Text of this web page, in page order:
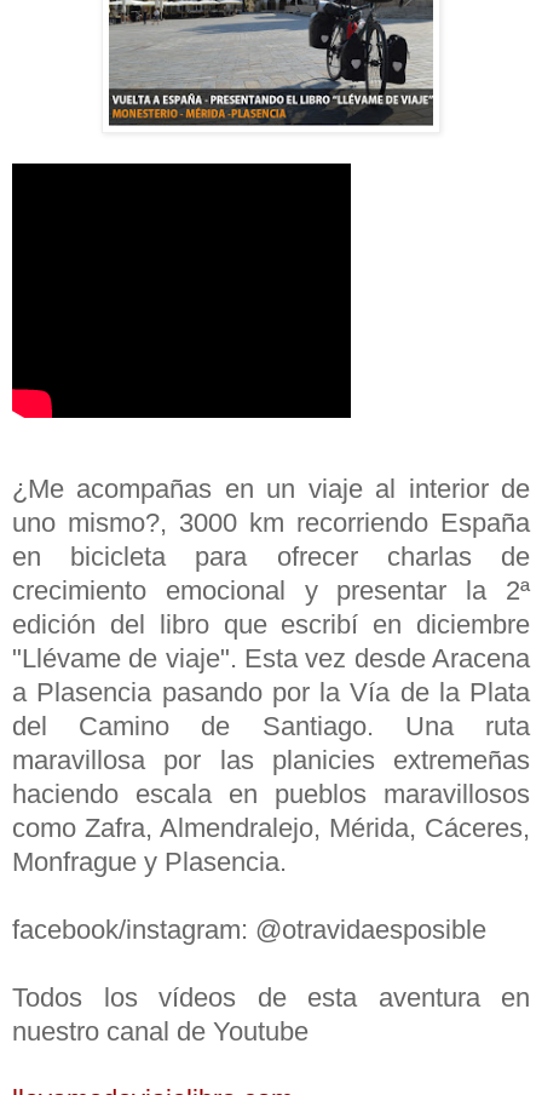
¿Me acompañas en un viaje al interior de
uno mismo?, 3000 km recorriendo España
en bicicleta para ofrecer charlas de
crecimiento emocional y presentar la 2ª
edición del libro que escribí en diciembre
"Llévame de viaje". Esta vez desde Aracena
a Plasencia pasando por la Vía de la Plata
del Camino de Santiago. Una ruta
maravillosa por las planicies extremeñas
haciendo escala en pueblos maravillosos
como Zafra, Almendralejo, Mérida, Cáceres,
Monfrague y Plasencia.
facebook/instagram: @otravidaesposible
Todos los vídeos de esta aventura en
nuestro canal de Youtube